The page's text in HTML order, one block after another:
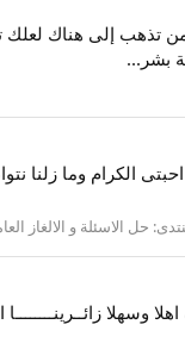
تذهب إلى هناك
بشر...
عشر بسم الله الرحمن الرحيم احبتى
حل الاسئلة و الالغاز
لها ـــ من الصرف من لعبة رشفة اللغز رقم 13 من المجموعة